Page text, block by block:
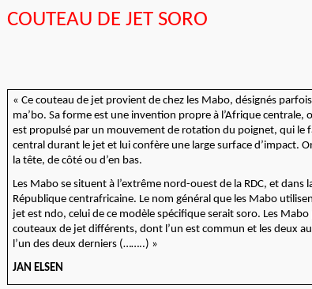
COUTEAU DE JET SORO
« Ce couteau de jet provient de chez les Mabo, désignés
ma’bo. Sa forme est une invention propre à l’Afrique centrale,
est propulsé par un mouvement de rotation du poignet, qui le
central durant le jet et lui confère une large surface d’impact.
la tête, de côté ou d’en bas.
Les Mabo se situent à l’extrême nord-ouest de la RDC, et dans
République centrafricaine. Le nom général que les Mabo
jet est ndo, celui de ce modèle spécifique serait soro. Les
couteaux de jet différents, dont l’un est commun et les deux
l’un des deux derniers (……..) »
JAN ELSEN